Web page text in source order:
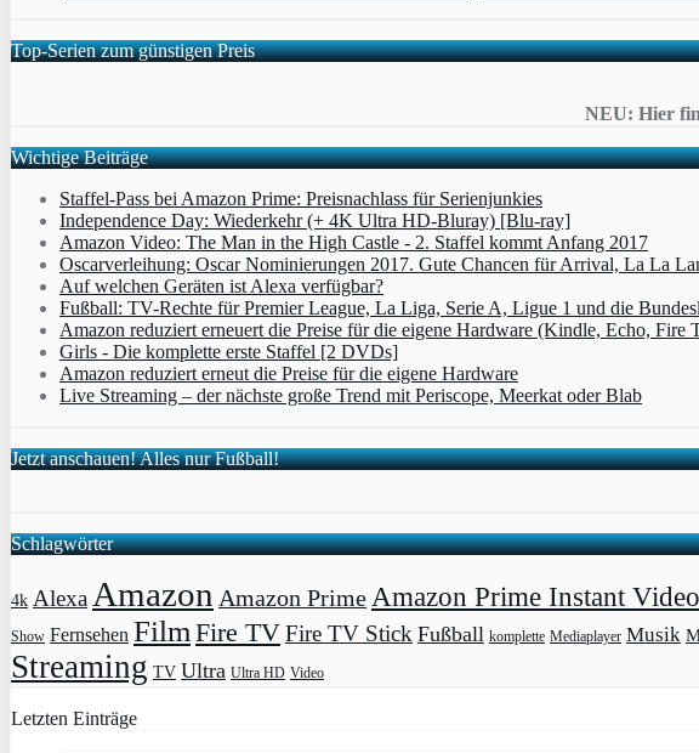
Top-Serien zum günstigen Preis
NEU: Hier
Wichtige Beiträge
Staffel-Pass bei Amazon Prime: Preisnachlass für Serienjunkies
Independence Day: Wiederkehr (+ 4K Ultra HD-Bluray) [Blu-ray]
Amazon Video: The Man in the High Castle - 2. Staffel kommt Anfang 2017
Oscarverleihung: Oscar Nominierungen 2017. Gute Chancen für Arrival, La La
Auf welchen Geräten ist Alexa verfügbar?
Fußball: TV-Rechte für Premier League, La Liga, Serie A, Ligue 1 und die
Amazon reduziert erneuert die Preise für die eigene Hardware (Kindle, Echo, Fire
Girls - Die komplette erste Staffel [2 DVDs]
Amazon reduziert erneut die Preise für die eigene Hardware
Live Streaming – der nächste große Trend mit Periscope, Meerkat oder Blab
Jetzt anschauen! Alles nur Fußball!
Schlagwörter
4k AlexaAmazon Amazon PrimeAmazon Prime Instant Video
Show Fernsehen FilmFire TVFire TV Stick Fußball komplette Mediaplayer Musik
Streaming TV Ultra Ultra HD Video
Letzten Einträge